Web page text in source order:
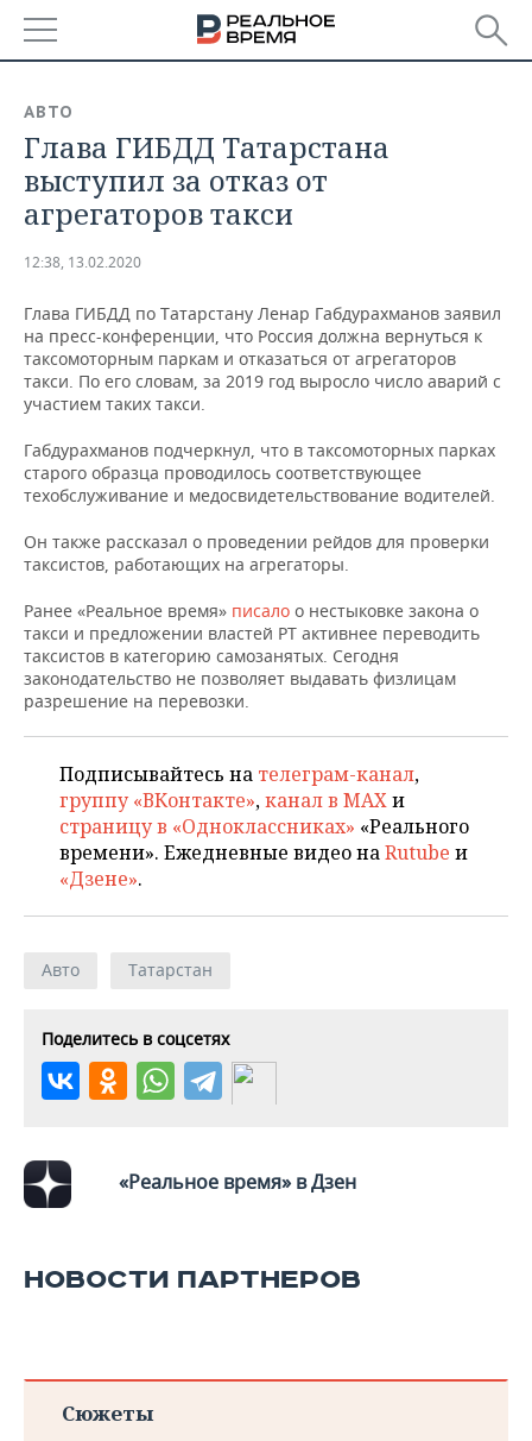
БАШКОРТОСТАН
ТАТАРСТАН
НОВОСТИ
АНАЛИТИКА
ДЕКЛАРАЦИИ О ДОХОДАХ
КОРОЛИ ГОСЗАКАЗА ПФО
ВУЗЫ ТАТАРСТАНА
КОМУ ПРИНАДЛЕЖАТ
ТОРГОВЫЕ ЦЕНТРЫ
ТАТАРСТАНА
НОВОСТИ ЭКОНОМИКИ
ФИНАНСЫ
БАНКИ
БЮДЖЕТ
ПРОМЫШЛЕННОСТЬ
НОВОСТИ
ПРОМЫШЛЕННОСТИ
МАШИНОСТРОЕНИЕ
НЕФТЕХИМИЯ
ОПК
ЭНЕРГЕТИКА
НЕДВИЖИМОСТЬ
НОВОСТИ НЕДВИЖИМОСТИ
АВТО
НОВОСТИ АВТО
БИЗНЕС
РОЗНИЧНАЯ ТОРГОВЛЯ
ТРАНСПОРТ
УСЛУГИ
НОВОСТИ ТЕХНОЛОГИЙ
IT
МЕДИА
ТЕЛЕКОММУНИКАЦИИ
МЕРОПРИЯТИЯ
НОВОСТИ МЕРОПРИЯТИЙ
ВЫЕЗДНАЯ РЕДАКЦИЯ
БИЗНЕС-БРАНЧИ
ONLINE-КОНФЕРЕНЦИИ
ОТКРЫТАЯ ЛЕКЦИЯ
СПОРТ
НОВОСТИ СПОРТА
ФУТБОЛ
ХОККЕЙ
БАСКЕТБОЛ
КИБЕРСПОРТ
ВОДНЫЕ ВИДЫ СПОРТА
ОБЩЕСТВО
НОВОСТИ ОБЩЕСТВА
ВЛАСТЬ
ИНФРАСТРУКТУРА
КУЛЬТУРА
ОБРАЗОВАНИЕ
ФОТОГАЛЕРЕЯ
СЮЖЕТЫ
СПРАВОЧНИК
СПИСОК КОМПАНИЙ
АВТО
Глава ГИБДД Татарстана
выступил за отказ от
агрегаторов такси
12:38, 13.02.2020
Глава ГИБДД по Татарстану Ленар Габдурахманов заявил
на пресс-конференции, что Россия должна вернуться к
таксомоторным паркам и отказаться от агрегаторов
такси. По его словам, за 2019 год выросло число аварий с
участием таких такси.
Габдурахманов подчеркнул, что в таксомоторных парках
старого образца проводилось соответствующее
техобслуживание и медосвидетельствование водителей.
Он также рассказал о проведении рейдов для проверки
таксистов, работающих на агрегаторы.
Ранее «Реальное время» писало о нестыковке закона о
такси и предложении властей РТ активнее переводить
таксистов в категорию самозанятых. Сегодня
законодательство не позволяет выдавать физлицам
разрешение на перевозки.
Подписывайтесь на телеграм-канал,
группу «ВКонтакте»,канал в MAXи
страницу в «Одноклассниках» «Реального
времени». Ежедневные видео наRutube и
«Дзене».
Авто Татарстан
Поделитесь в соцсетях
«Реальное время» в Дзен
НОВОСТИ ПАРТНЕРОВ
Сюжеты